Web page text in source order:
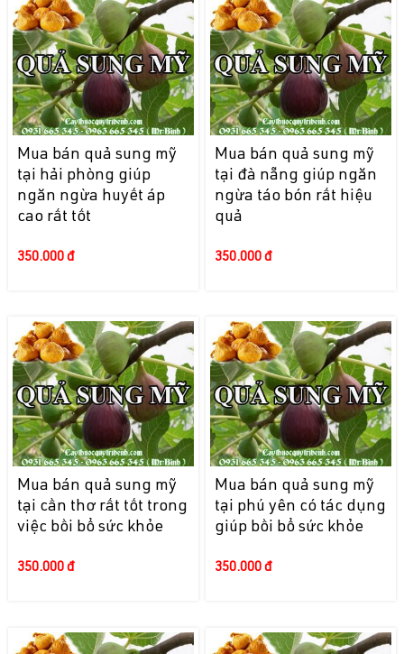
Mua bán quả sung mỹ
tại hải phòng giúp
ngăn ngừa huyết áp
cao rất tốt
350.000 đ
Mua bán quả sung mỹ
tại đà nẵng giúp ngăn
ngừa táo bón rất hiệu
quả
350.000 đ
Mua bán quả sung mỹ
tại cần thơ rất tốt trong
việc bồi bổ sức khỏe
350.000 đ
Mua bán quả sung mỹ
tại phú yên có tác dụng
giúp bồi bổ sức khỏe
350.000 đ